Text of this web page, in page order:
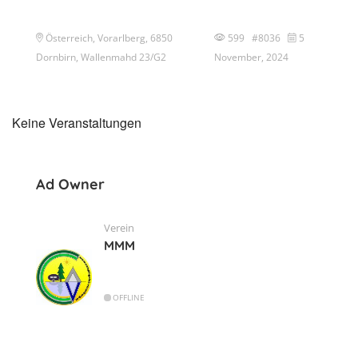
Österreich, Vorarlberg, 6850
Dornbirn, Wallenmahd 23/G2
599 #8036
5
November, 2024
Keine Veranstaltungen
Ad Owner
Verein
MMM
OFFLINE